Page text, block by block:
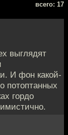
всего: 17
выглядят
И фон какой-
потоптанных
гордо